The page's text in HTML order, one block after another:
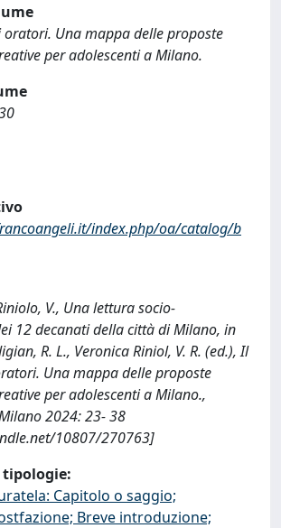
oratori. Una mappa delle proposte
per adolescenti a Milano.
index.php/oa/catalog/b
V., Una lettura socio-
12 decanati della città di Milano, in
R. L., Veronica Riniol, V. R. (ed.), Il
Una mappa delle proposte
per adolescenti a Milano.,
2024: 23- 38
10807/270763]
tipologie:
Capitolo o saggio;
Breve introduzione;